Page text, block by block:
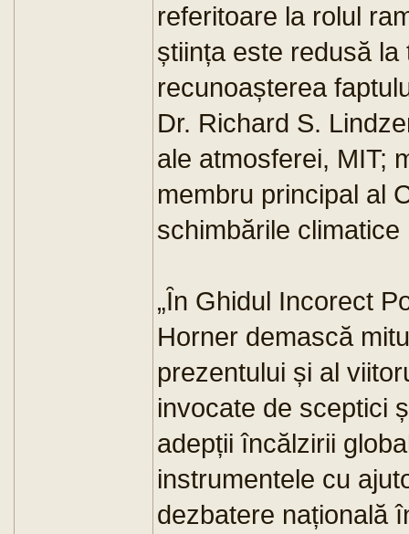
referitoare la rolul
știința este redusă
recunoașterea
Dr. Richard S.
ale atmosferei, MIT;
membru principal al
schimbările climatice
„Ȋn Ghidul Incorect
Horner demască
prezentului și al
invocate de sceptici
adepții încălzirii
instrumentele cu
dezbatere națională